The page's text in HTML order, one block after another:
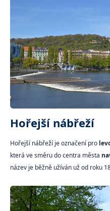
Hořejší nábřeží
Hořejší nábřeží je označení pro
která ve směru do centra města
název je běžně užíván už od roku